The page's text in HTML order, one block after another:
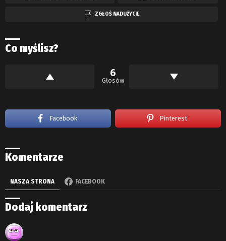
ZGŁOŚ NADUŻYCIE
Co myślisz?
6
Głosów
Facebook Pinterest
Komentarze
NASZA STRONA FACEBOOK
Dodaj komentarz